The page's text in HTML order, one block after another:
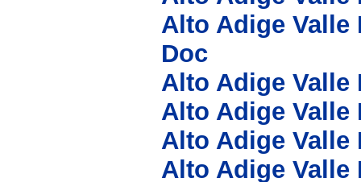
Alto Adige Valle
Doc
Alto Adige Valle
Alto Adige Valle
Alto Adige
Alto Adige Valle